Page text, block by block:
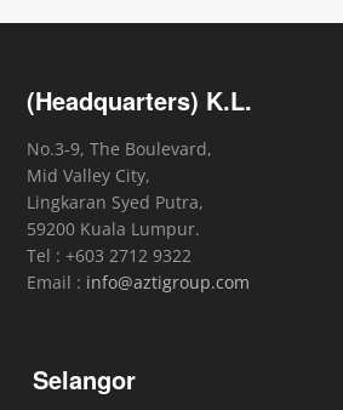
(Headquarters) K.L.
No.3-9, The Boulevard,
Mid Valley City,
Lingkaran Syed Putra,
59200 Kuala Lumpur.
Tel : +603 2712 9322
Email : info@aztigroup.com
Selangor